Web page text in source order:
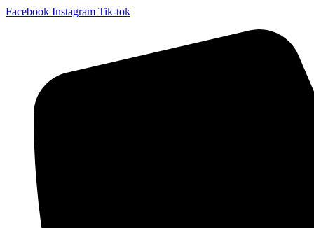
Facebook Instagram Tik-tok